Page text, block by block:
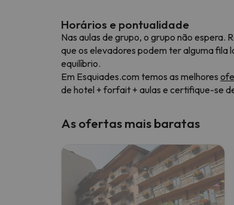
Horários e pontualidade
Nas aulas de grupo, o grupo não espera.
que os elevadores podem ter alguma fila
equilíbrio.
Em Esquiades.com temos as melhores
de hotel + forfait + aulas e certifique-se
As ofertas mais baratas